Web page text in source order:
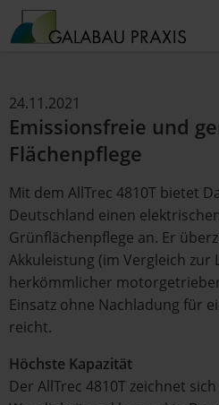
24.11.2021
Emissionsfreie und
Flächenpflege
Mit dem AllTrec 4810T bietet
Deutschland einen
Grünflächenpflege an. Er
Akkuleistung (im Vergleich zur
herkömmlicher
Einsatz ohne Nachladung für
reicht.
Höchste Kapazität
Der AllTrec 4810T zeichnet